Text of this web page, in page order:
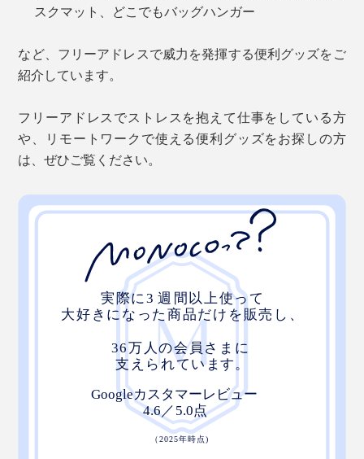
スクマット、どこでもバッグハンガー
など、フリーアドレスで威力を発揮する便利グッズをご
紹介しています。
フリーアドレスでストレスを抱えて仕事をしている方
や、リモートワークで使える便利グッズをお探しの方
は、ぜひご覧ください。